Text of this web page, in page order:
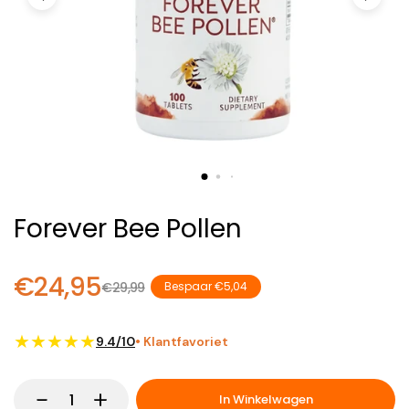
Forever Bee Pollen
€24,95€29,99 Bespaar €5,04
★★★★★9.4/10• Klantfavoriet
In Winkelwagen